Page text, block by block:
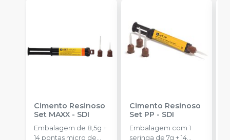
Cimento Resinoso
Set MAXX - SDI
Embalagem de 8,5g +
14 pontas micro de
Cimento Resinoso
Set PP - SDI
Embalagem com 1
seringa de 7g + 14